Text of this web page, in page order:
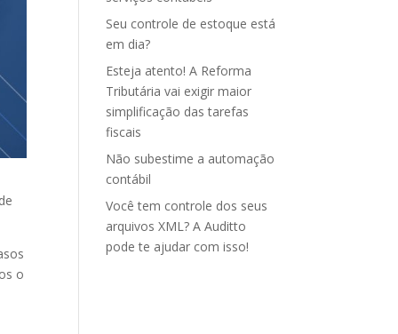
o
Seu controle de estoque está
em dia?
Esteja atento! A Reforma
Tributária vai exigir maior
simplificação das tarefas
fiscais
Não subestime a automação
contábil
Você tem controle dos seus
arquivos XML? A Auditto
pode te ajudar com isso!